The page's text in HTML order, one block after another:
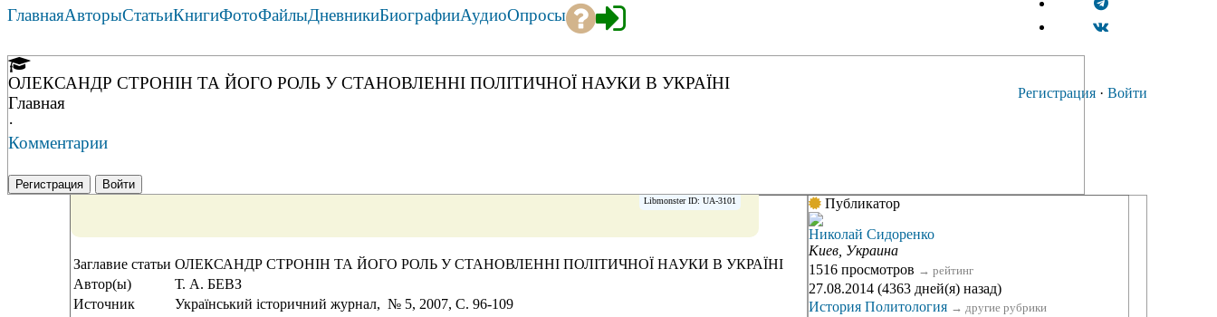
Регистрация · Войти
ГлавнаяАвторыСтатьиКнигиФотоФайлыДневникиБиографииАудиоОпросы
ОЛЕКСАНДР СТРОНІН ТА ЙОГО РОЛЬ У СТАНОВЛЕННІ ПОЛІТИЧНОЇ НАУКИ В УКРАЇНІ
Главная
·
Комментарии
Регистрация Войти
Libmonster ID: UA-3101
Заглавие статьи ОЛЕКСАНДР СТРОНІН ТА ЙОГО РОЛЬ У СТАНОВЛЕННІ ПОЛІТИЧНОЇ НАУКИ В УКРАЇНІ
Автор(ы)
Т. А. БЕВЗ
Источник
Український історичний журнал, № 5, 2007, C. 96-109
Публикатор
Николай Сидоренко
Киев, Украина
1516 просмотров → рейтинг
27.08.2014 (4363 дней(я) назад)
История Политология → другие рубрики